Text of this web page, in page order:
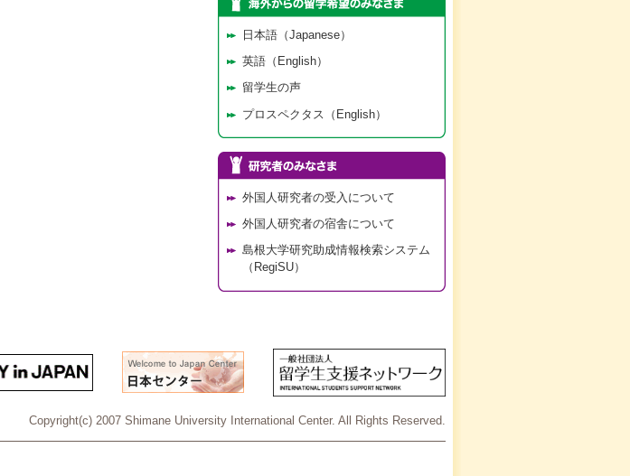
日本語（Japanese）
英語（English）
留学生の声
プロスペクタス（English）
外国人研究者の受入について
外国人研究者の宿舎について
島根大学研究助成情報検索システム
（RegiSU）
Copyright(c) 2007 Shimane University International Center. All Rights Reserved.